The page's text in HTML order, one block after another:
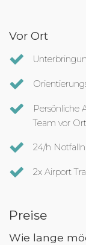
Vor Ort
Persönliche
Team vor Ort
24/h
2x Airport
Preise
Wie lange